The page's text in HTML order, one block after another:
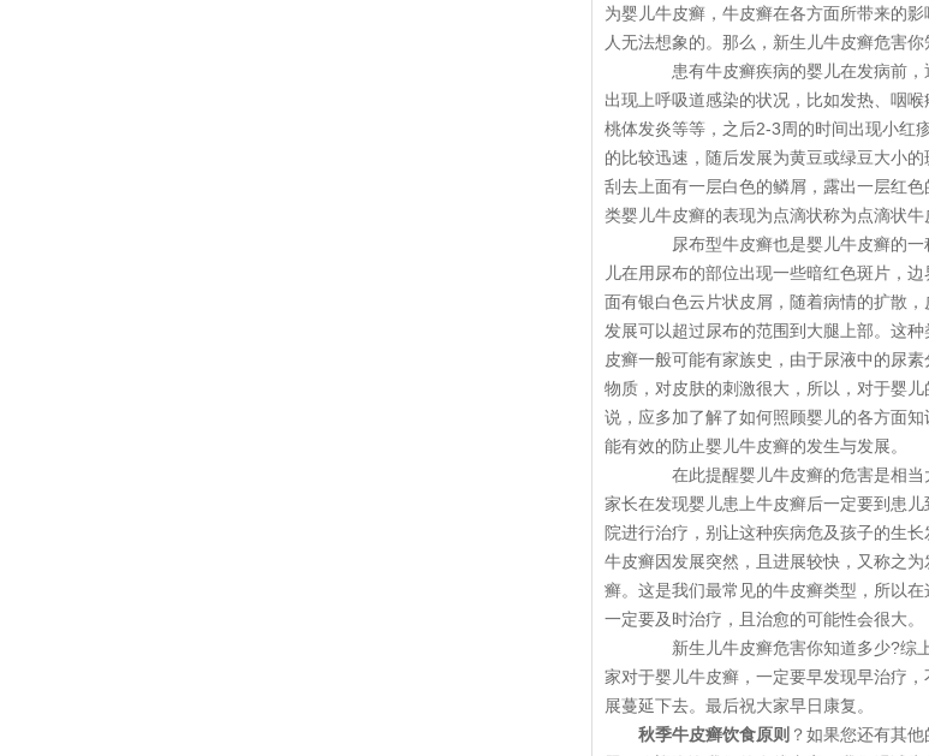
为婴儿牛皮癣，牛皮癣在各方面所带来的影
人无法想象的。那么，新生儿牛皮癣危害
患有牛皮癣疾病的婴儿在发病前，
出现上呼吸道感染的状况，比如发热、咽喉
桃体发炎等等，之后2-3周的时间出现小红
的比较迅速，随后发展为黄豆或绿豆大小的
刮去上面有一层白色的鳞屑，露出一层红色
类婴儿牛皮癣的表现为点滴状称为点滴状牛
尿布型牛皮癣也是婴儿牛皮癣的一
儿在用尿布的部位出现一些暗红色斑片，边
面有银白色云片状皮屑，随着病情的扩散，
发展可以超过尿布的范围到大腿上部。这
皮癣一般可能有家族史，由于尿液中的尿
物质，对皮肤的刺激很大，所以，对于婴儿
说，应多加了解了如何照顾婴儿的各方面知
能有效的防止婴儿牛皮癣的发生与发展。
在此提醒婴儿牛皮癣的危害是相当
家长在发现婴儿患上牛皮癣后一定要到患儿
院进行治疗，别让这种疾病危及孩子的生
牛皮癣因发展突然，且进展较快，又称之为
癣。这是我们最常见的牛皮癣类型，所以在
一定要及时治疗，且治愈的可能性会很大。
新生儿牛皮癣危害你知道多少?综
家对于婴儿牛皮癣，一定要早发现早治疗，
展蔓延下去。最后祝大家早日康复。
秋季牛皮癣饮食原则 ？如果您还有其